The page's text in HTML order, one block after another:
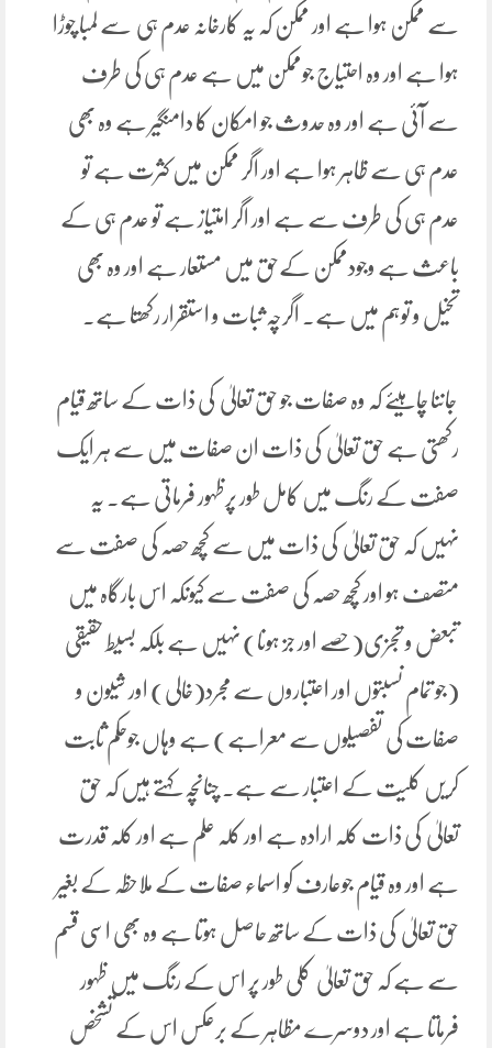
سے ممکن ہوا ہے اور ممکن کہ یہ کارخانہ عدم ہی سے لمبا چوڑا
ہوا ہے اور وہ احتیاج جوممکن میں ہے عدم ہی کی طرف
سے آئی ہے اور وہ حدوث جو امکان کا دامنگیر ہے وہ بھی
عدم ہی سے ظاہر ہوا ہے اور اگر ممکن میں کثرت ہے تو
عدم ہی کی طرف سے ہے اور اگر امتیاز ہے تو عدم ہی کے
باعث ہے وجودممکن کےحق میں مستعار ہے اور وہ بھی
تخیل و توہم میں ہے۔ اگرچہ ثبات و استقرار رکھتا ہے۔
جاننا چاہیئے کہ وہ صفات جو حق تعالیٰ کی ذات کے ساتھ قیام
رکھتی ہے حق تعالیٰ کی ذات ان صفات میں سے ہر ایک
صفت کے رنگ میں کامل طور پرظہور فرماتی ہے۔ یہ
نہیں کہ حق تعالیٰ کی ذات میں سے کچھ حصہ کی صفت سے
متصف ہو اور کچھ حصہ کی صفت سے کیونکہ اس بارگاہ میں
تبعض و تجزی(حصے اور جز ہونا) نہیں ہے بلکہ بسیط حقیقی
(جو تمام نسبتوں اور اعتباروں سے مجرد(خالی) اور شیون و
صفات کی تفصیلوں سے معراہے) ہے وہاں جوحکم ثابت
کریں کلیت کے اعتبار سے ہے۔ چنانچہ کہتے ہیں کہ حق
تعالیٰ کی ذات کلہ ارادہ ہے اور کلہ علم ہے اور کلہ قدرت
ہے اور وہ قیام جوعارف کو اسماء صفات کے ملاحظہ کے بغیر
حق تعالیٰ کی ذات کے ساتھ حاصل ہوتا ہے وہ بھی اسی قسم
سے ہے کہ حق تعالیٰ کلی طور پر اس کے رنگ میں ظہور
فرماتا ہے اور دوسرے مظاہر کے برعکس اس کے تشخص